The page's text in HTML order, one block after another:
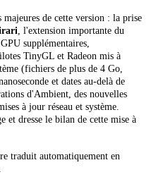
majeures de cette version : la prise
, l'extension importante du
supplémentaires,
TinyGL et Radeon mis à
(fichiers de plus de 4 Go,
et dates au-delà de
d'Ambient, des nouvelles
à jour réseau et système.
et dresse le bilan de cette mise à
traduit automatiquement en